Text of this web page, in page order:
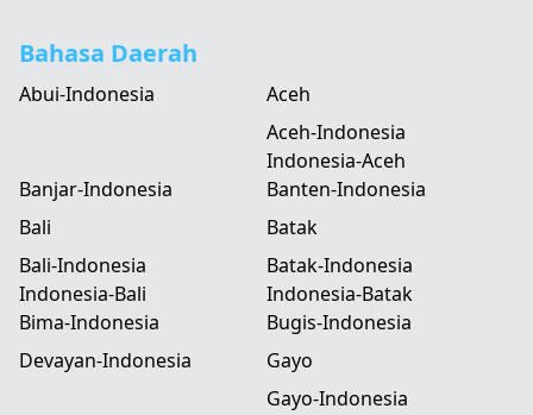
Bahasa Daerah
Abui-Indonesia
Aceh
Aceh-Indonesia
Indonesia-Aceh
Banjar-Indonesia
Banten-Indonesia
Bali
Bali-Indonesia
Indonesia-Bali
Batak
Batak-Indonesia
Indonesia-Batak
Bima-Indonesia
Bugis-Indonesia
Devayan-Indonesia
Gayo
Gayo-Indonesia